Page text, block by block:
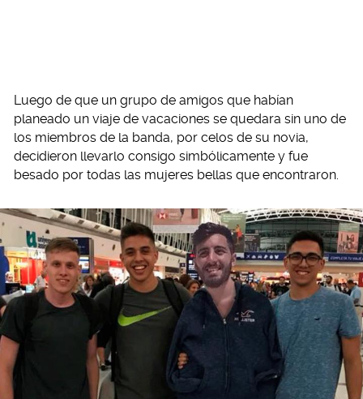
Luego de que un grupo de amigos que habían
planeado un viaje de vacaciones se quedara sin uno de
los miembros de la banda, por celos de su novia,
decidieron llevarlo consigo simbólicamente y fue
besado por todas las mujeres bellas que encontraron.